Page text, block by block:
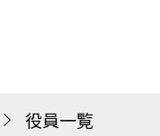
役員一覧